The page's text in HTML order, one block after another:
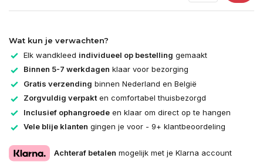
Wat kun je verwachten?
Elk wandkleed individueel op bestelling gemaakt
Binnen 5-7 werkdagen klaar voor bezorging
Gratis verzending binnen Nederland en België
Zorgvuldig verpakten comfortabel thuisbezorgd
Inclusief ophangroede en klaar om direct op te hangen
Vele blije klanten gingen je voor - 9+ klantbeoordeling
Achteraf betalen mogelijk met je Klarna account